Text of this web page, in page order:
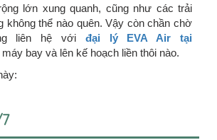
lớn xung quanh, cũng như các trải
không thể nào quên. Vậy còn chần chờ
liên hệ với đại lý EVA Air tại
bay và lên kế hoạch liền thôi nào.